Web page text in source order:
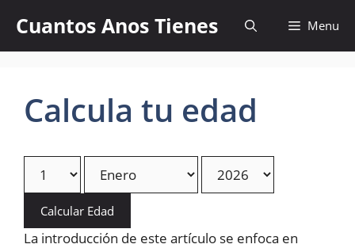
content
Cuantos Anos Tienes Menu
Calcula tu edad
Calcular Edad
La introducción de este artículo se enfoca en